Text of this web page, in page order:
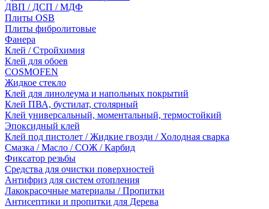
ДВП / ДСП / МДФ
Плиты OSB
Плиты фибролитовые
Фанера
Клей / Стройхимия
Клей для обоев
COSMOFEN
Жидкое стекло
Клей для линолеума и напольных покрытий
Клей ПВА, бустилат, столярный
Клей универсальный, моментальный, термостойкий
Эпоксидный клей
Клей под пистолет / Жидкие гвозди / Холодная сварка
Смазка / Масло / СОЖ / Карбид
Фиксатор резьбы
Средства для очистки поверхностей
Антифриз для систем отопления
Лакокрасочные материалы / Пропитки
Антисептики и пропитки для Дерева